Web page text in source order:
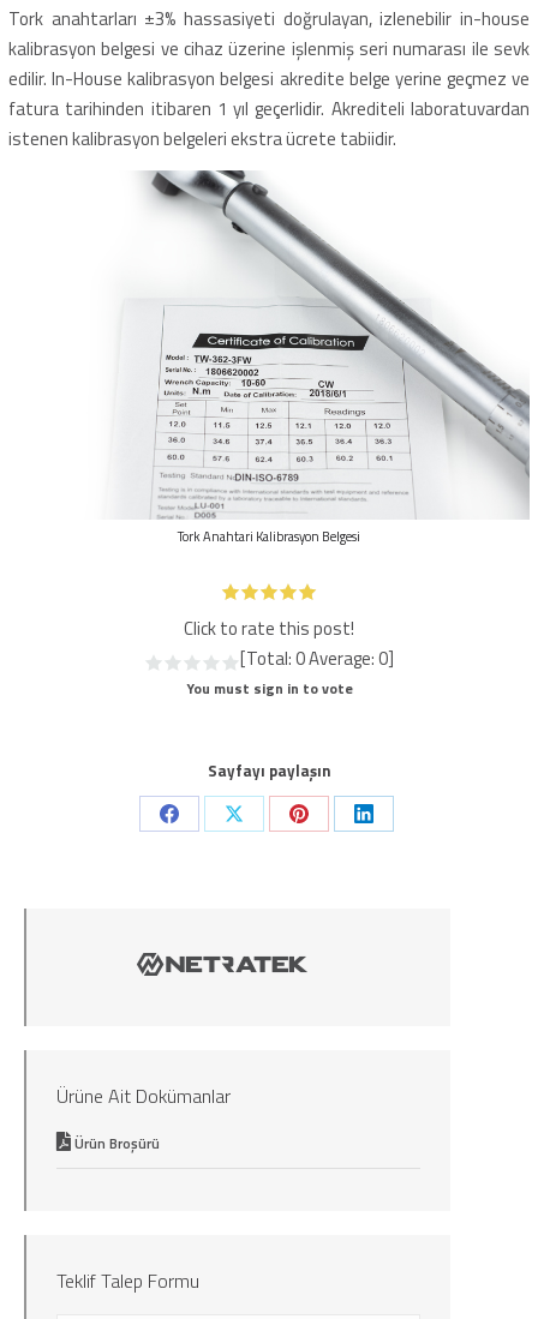
Tork anahtarları ±3% hassasiyeti doğrulayan, izlenebilir in-house
kalibrasyon belgesi ve cihaz üzerine işlenmiş seri numarası ile sevk
edilir. In-House kalibrasyon belgesi akredite belge yerine geçmez ve
fatura tarihinden itibaren 1 yıl geçerlidir. Akrediteli laboratuvardan
istenen kalibrasyon belgeleri ekstra ücrete tabiidir.
Tork Anahtari Kalibrasyon Belgesi
Click to rate this post!
[Total:0Average:0]
You must sign in to vote
Sayfayı paylaşın
Share
Share
Share
Share
Ürüne Ait Dokümanlar
Ürün Broşürü
Teklif Talep Formu